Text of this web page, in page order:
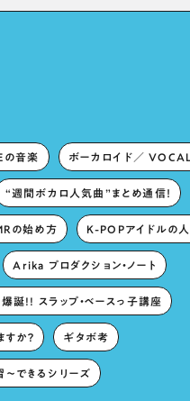
音楽 ボーカロイド／
“週間ボカロ人気曲”まとめ通信！
の始め方 K-POPアイドルの
Arika プロダクション・ノート
誕!! スラップ・ベースっ子講座
か？ ギタボ考
できるシリーズ